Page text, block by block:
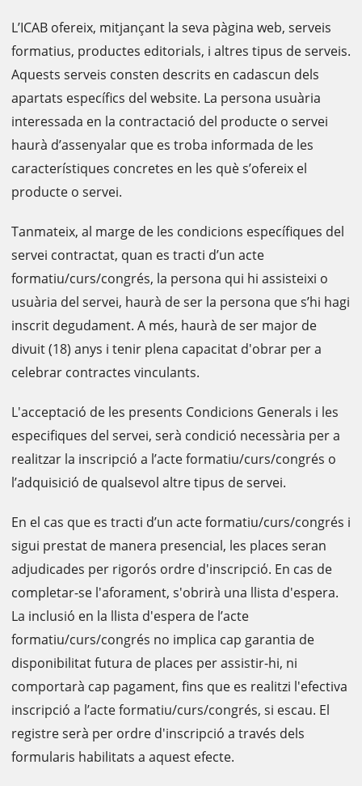
L’ICAB ofereix, mitjançant la seva pàgina web, serveis
formatius, productes editorials, i altres tipus de serveis.
Aquests serveis consten descrits en cadascun dels
apartats específics del website. La persona usuària
interessada en la contractació del producte o servei
haurà d’assenyalar que es troba informada de les
característiques concretes en les què s’ofereix el
producte o servei.
Tanmateix, al marge de les condicions específiques del
servei contractat, quan es tracti d’un acte
formatiu/curs/congrés, la persona qui hi assisteixi o
usuària del servei, haurà de ser la persona que s’hi hagi
inscrit degudament. A més, haurà de ser major de
divuit (18) anys i tenir plena capacitat d'obrar per a
celebrar contractes vinculants.
L'acceptació de les presents Condicions Generals i les
especifiques del servei, serà condició necessària per a
realitzar la inscripció a l’acte formatiu/curs/congrés o
l’adquisició de qualsevol altre tipus de servei.
En el cas que es tracti d’un acte formatiu/curs/congrés i
sigui prestat de manera presencial, les places seran
adjudicades per rigorós ordre d'inscripció. En cas de
completar-se l'aforament, s'obrirà una llista d'espera.
La inclusió en la llista d'espera de l’acte
formatiu/curs/congrés no implica cap garantia de
disponibilitat futura de places per assistir-hi, ni
comportarà cap pagament, fins que es realitzi l'efectiva
inscripció a l’acte formatiu/curs/congrés, si escau. El
registre serà per ordre d'inscripció a través dels
formularis habilitats a aquest efecte.